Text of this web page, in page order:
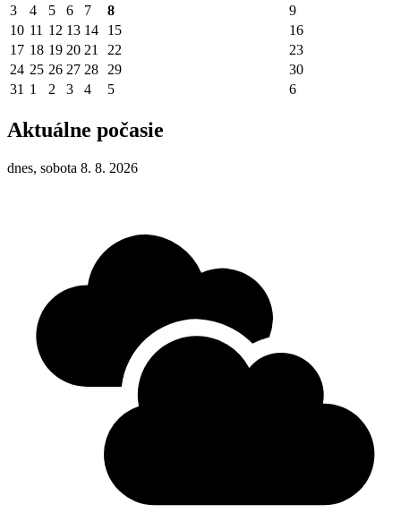
3 4 5 6 7 8
9
10 11 12 13 14 15
16
17 18 19 20 21 22
23
24 25 26 27 28 29
30
31 1 2 3 4 5 6
Aktuálne počasie
dnes, sobota 8. 8. 2026